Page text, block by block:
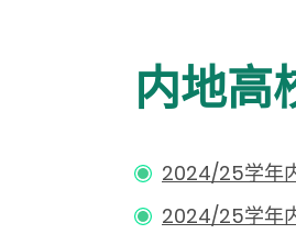
内地高
2024/25学年
2024/25学年